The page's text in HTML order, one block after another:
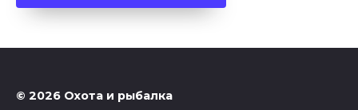
© 2026 Охота и рыбалка